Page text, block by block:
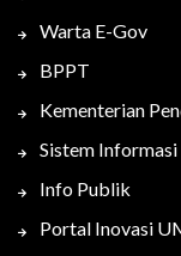
Warta E-Gov
BPPT
Kementerian
Sistem
Info Publik
Portal Inovasi